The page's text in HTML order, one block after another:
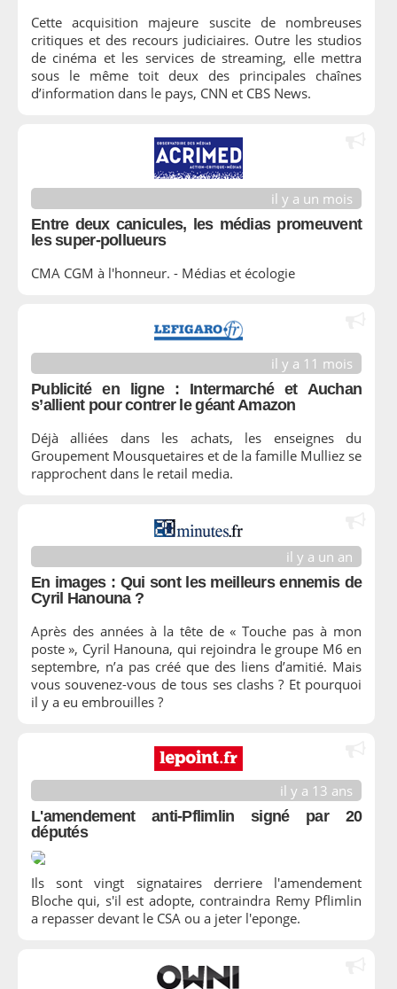
Cette acquisition majeure suscite de nombreuses
critiques et des recours judiciaires. Outre les studios
de cinéma et les services de streaming, elle mettra
sous le même toit deux des principales chaînes
d’information dans le pays, CNN et CBS News.
il y a un mois
Entre deux canicules, les médias promeuvent
les super-pollueurs
CMA CGM à l'honneur. - Médias et écologie
il y a 11 mois
Publicité en ligne : Intermarché et Auchan
s’allient pour contrer le géant Amazon
Déjà alliées dans les achats, les enseignes du
Groupement Mousquetaires et de la famille Mulliez se
rapprochent dans le retail media.
il y a un an
En images : Qui sont les meilleurs ennemis de
Cyril Hanouna ?
Après des années à la tête de « Touche pas à mon
poste », Cyril Hanouna, qui rejoindra le groupe M6 en
septembre, n’a pas créé que des liens d’amitié. Mais
vous souvenez-vous de tous ses clashs ? Et pourquoi
il y a eu embrouilles ?
il y a 13 ans
L'amendement anti-Pflimlin signé par 20
députés
Ils sont vingt signataires derriere l'amendement
Bloche qui, s'il est adopte, contraindra Remy Pflimlin
a repasser devant le CSA ou a jeter l'eponge.